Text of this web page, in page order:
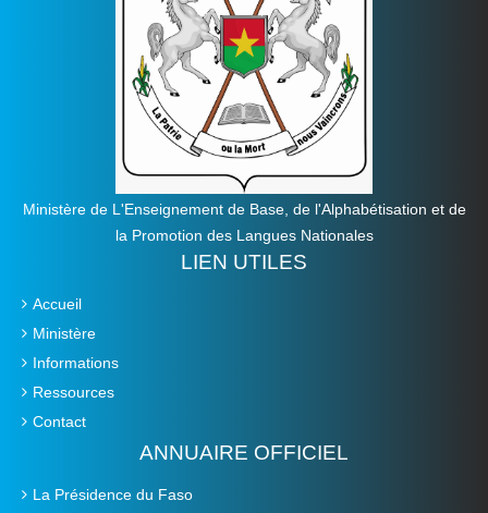
Ministère de L'Enseignement de Base, de l'Alphabétisation et de
la Promotion des Langues Nationales
LIEN UTILES
Accueil
Ministère
Informations
Ressources
Contact
ANNUAIRE OFFICIEL
La Présidence du Faso